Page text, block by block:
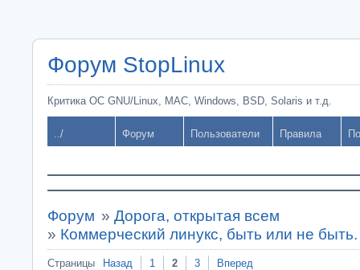
Форум StopLinux
Критика ОС GNU/Linux, MAC, Windows, BSD, Solaris и т.д.
../ Форум Пользователи Правила
Форум » Дорога, открытая всем
» Коммерческий линукс, быть или не быть.
Страницы Назад 1 2 3 Вперед